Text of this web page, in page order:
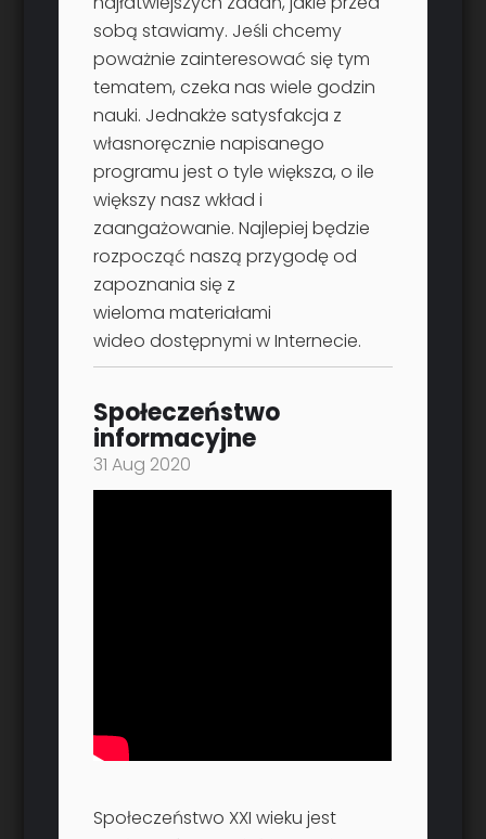
sobą stawiamy. Jeśli chcemy
poważnie zainteresować się tym
tematem, czeka nas wiele godzin
nauki. Jednakże satysfakcja z
własnoręcznie napisanego
programu jest o tyle większa, o ile
większy nasz wkład i
zaangażowanie. Najlepiej będzie
rozpocząć naszą przygodę od
zapoznania się z
wieloma materiałami
wideo dostępnymi w Internecie.
Społeczeństwo
informacyjne
31 Aug 2020
Społeczeństwo XXI wieku jest